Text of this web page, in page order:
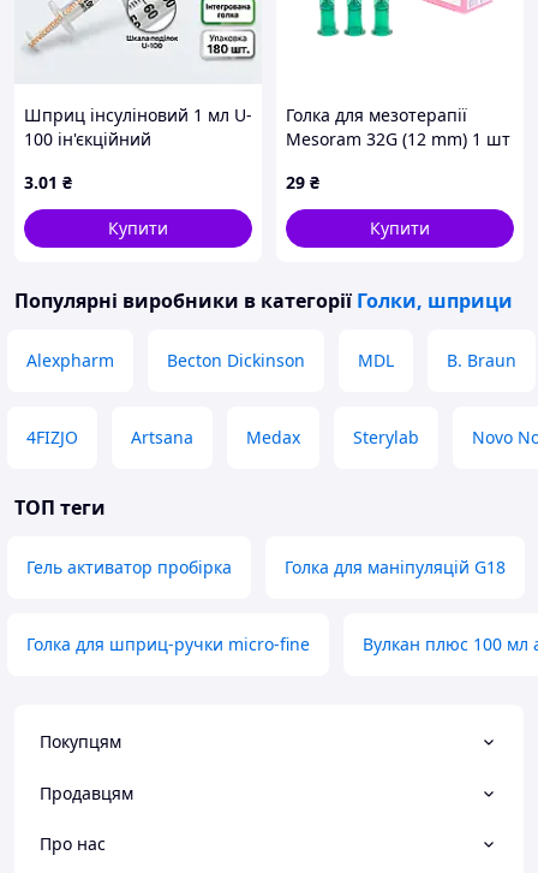
Шприц інсуліновий 1 мл U-
100 ін'єкційний
інтегрованою голкою 30 G
(0.3*13 мм)
3.01 ₴
Купити
Голка для мезотерапії
Mesoram 32G (12 mm) 1 шт
29 ₴
Купити
Популярні виробники в категорії Голки, шприци
Alexpharm Becton Dickinson MDL B. Braun
4FIZJO Artsana Medax Sterylab Novo
ТОП теги
Гель активатор пробірка Голка для маніпуляцій G18
Голка для шприц-ручки micro-fine Вулкан плюс 100 мл
Покупцям
Продавцям
Про нас